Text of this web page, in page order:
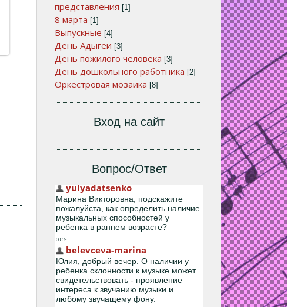
представления [1]
8 марта [1]
Выпускные [4]
День Адыгеи [3]
День пожилого человека [3]
День дошкольного работника [2]
Оркестровая мозаика [8]
Вход на сайт
Вопрос/Ответ